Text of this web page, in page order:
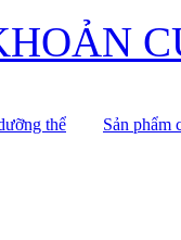
thể
Sản phẩm